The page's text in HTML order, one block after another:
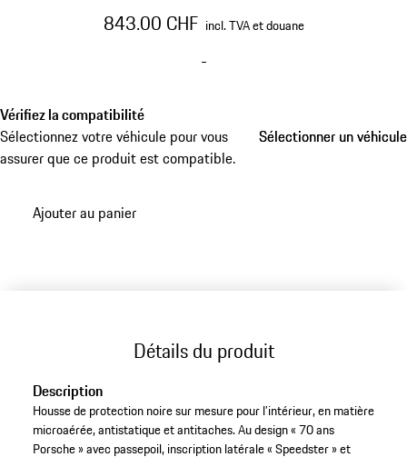
843.00 CHF incl. TVA et douane
-
Vérifiez la compatibilité
Sélectionnez votre véhicule pour vous
assurer que ce produit est compatible.
Sélectionner un véhicule
Sélectionner un véhicule
Ajouter au panier
Détails du produit
Description
Housse de protection noire sur mesure pour l’intérieur, en matière
microaérée, antistatique et antitaches. Au design « 70 ans
Porsche » avec passepoil, inscription latérale « Speedster » et